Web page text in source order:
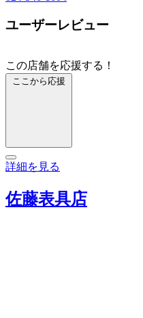
ユーザーレビュー
この店舗を応援する！
ここから応援
詳細を見る
佐藤表具店